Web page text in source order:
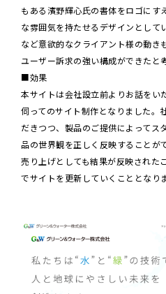
もある濱野輝心氏の書体をロゴにす
な雰囲気を持たせるデザインとして
など意欲的なクライアント様の動き
ユーザー訴求の強い構成ができたと
■効果
本サイトは会社設立前よりお話をい
伺ってのサイト制作となりました。
だきつつ、製品のご提供によってス
品の世界観を正しく反映することが
売り上げとしても結果が反映された
でサイトを更新していくこととなり